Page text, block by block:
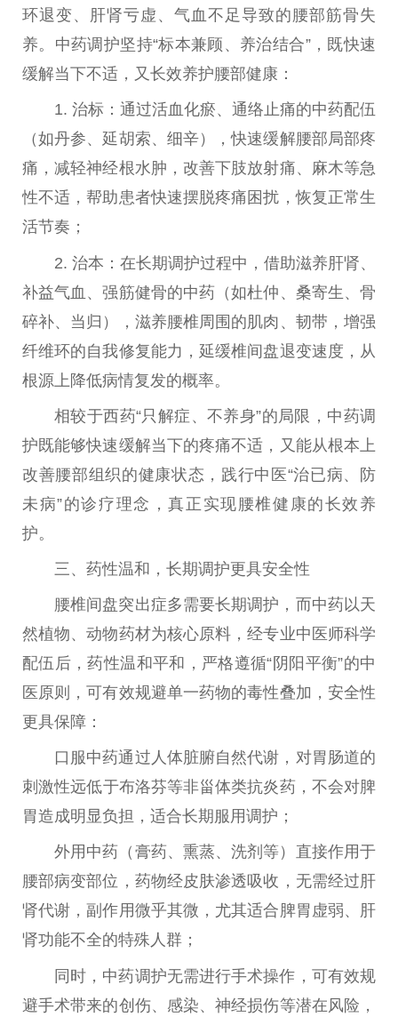
环退变、肝肾亏虚、气血不足导致的腰部筋骨失
养。中药调护坚持“标本兼顾、养治结合”，既快速
缓解当下不适，又长效养护腰部健康：
1. 治标：通过活血化瘀、通络止痛的中药配伍
（如丹参、延胡索、细辛），快速缓解腰部局部疼
痛，减轻神经根水肿，改善下肢放射痛、麻木等急
性不适，帮助患者快速摆脱疼痛困扰，恢复正常生
活节奏；
2. 治本：在长期调护过程中，借助滋养肝肾、
补益气血、强筋健骨的中药（如杜仲、桑寄生、骨
碎补、当归），滋养腰椎周围的肌肉、韧带，增强
纤维环的自我修复能力，延缓椎间盘退变速度，从
根源上降低病情复发的概率。
相较于西药“只解症、不养身”的局限，中药调
护既能够快速缓解当下的疼痛不适，又能从根本上
改善腰部组织的健康状态，践行中医“治已病、防
未病”的诊疗理念，真正实现腰椎健康的长效养
护。
三、药性温和，长期调护更具安全性
腰椎间盘突出症多需要长期调护，而中药以天
然植物、动物药材为核心原料，经专业中医师科学
配伍后，药性温和平和，严格遵循“阴阳 平衡”的中
医原则，可有效规避单一药物的毒性叠加，安全性
更具保障：
口服中药通过人体脏腑自然代谢，对胃肠道的
刺激性远低于布洛芬等非甾体类抗炎药，不会对脾
胃造成明显负担，适合长期服用调护；
外用中药（ 膏药、熏蒸、洗剂等）直接作用于
腰部病变部位，药物经皮肤渗透吸收，无需经过肝
肾代谢，副作用微乎其微 ，尤其适合脾胃虚弱、肝
肾功能不全的特殊人群；
同时，中药调护无需进行手术操作，可有效规
避手术带来的创伤、感染、神经损伤等潜在风险，